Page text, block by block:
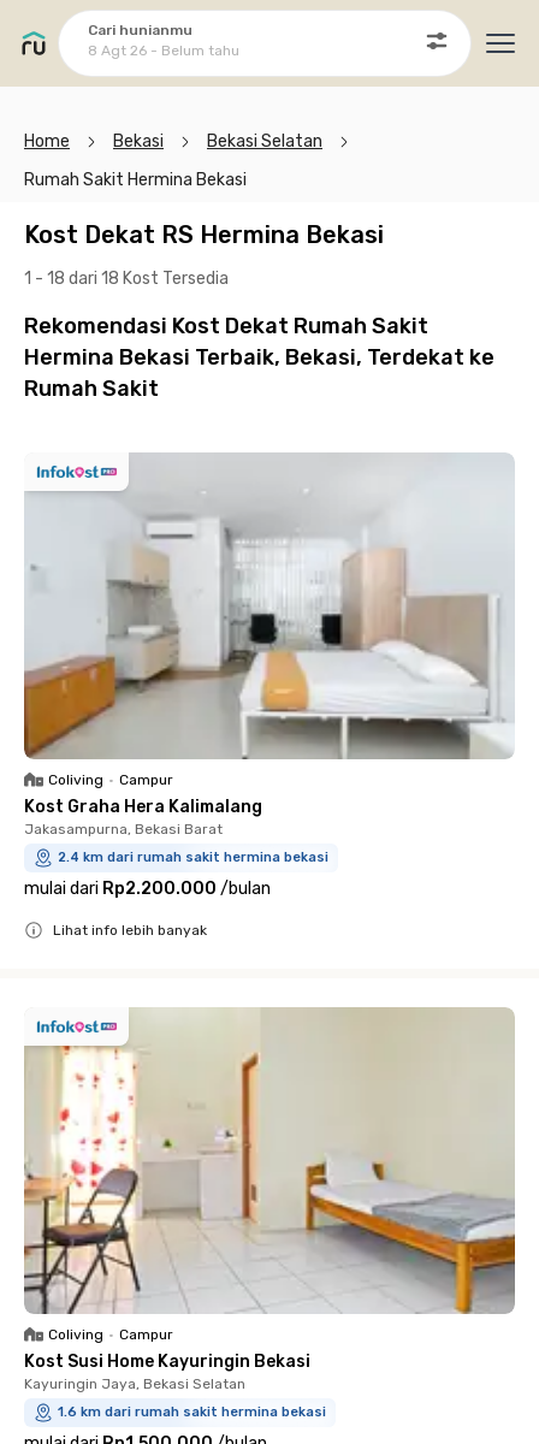
Cari hunianmu
8 Agt 26 - Belum tahu
Home Bekasi
Bekasi Selatan
Rumah Sakit Hermina Bekasi
Kost Dekat RS Hermina Bekasi
1 - 18 dari 18 Kost Tersedia
Rekomendasi Kost Dekat Rumah Sakit
Hermina Bekasi Terbaik, Bekasi, Terdekat ke
Rumah Sakit
Coliving • Campur
Kost Graha Hera Kalimalang
Jakasampurna, Bekasi Barat
2.4 km dari rumah sakit hermina bekasi
mulai dari Rp2.200.000 /bulan
Lihat info lebih banyak
Coliving • Campur
Kost Susi Home Kayuringin Bekasi
Kayuringin Jaya, Bekasi Selatan
1.6 km dari rumah sakit hermina bekasi